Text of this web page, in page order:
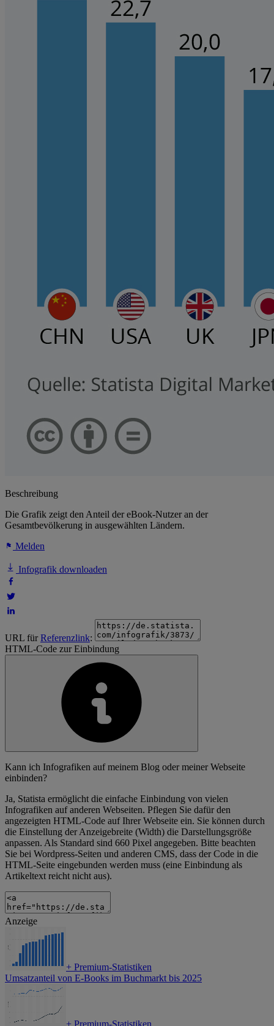
Beschreibung
Die Grafik zeigt den Anteil der eBook-Nutzer an der
Gesamtbevölkerung in ausgewählten Ländern.
Melden
Infografik downloaden
URL fürReferenzlink:
HTML-Code zur Einbindung
Kann ich Infografiken auf meinem Blog oder meiner Webseite
einbinden?
Ja, Statista ermöglicht die einfache Einbindung von vielen
Infografiken auf anderen Webseiten. Pflegen Sie dafür den
angezeigten HTML-Code auf Ihrer Webseite ein. Sie können durch
die Einstellung der Anzeigebreite (Width) die Darstellungsgröße
anpassen. Als Standard sind 660 Pixel angegeben. Bitte beachten
Sie bei Wordpress-Seiten und anderen CMS, dass der Code in die
HTML-Seite eingebunden werden muss (eine Einbindung als
Artikeltext reicht nicht aus).
Anzeige
+ Premium-Statistiken
Umsatzanteil von E-Books im Buchmarkt bis 2025